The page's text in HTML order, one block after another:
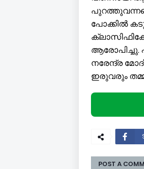
പോക്കിൽ
ആരോപിച്ചു.
നരേന്ദ്ര
ഇരുവരും
POST A